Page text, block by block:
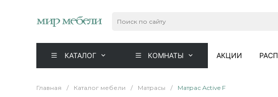
КАТАЛОГ КОМНАТЫ АКЦИИ
Главная / Каталог мебели / Матрасы / Матрас Active F